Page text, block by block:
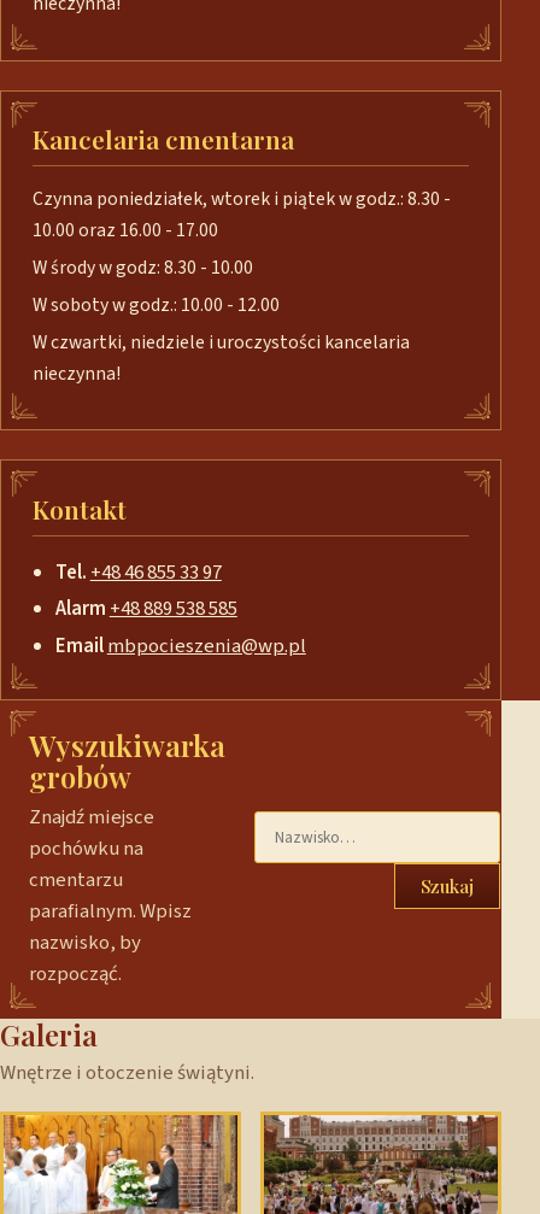
Kancelaria cmentarna
Czynna poniedziałek, wtorek i piątek w godz.: 8.30 -
10.00 oraz 16.00 - 17.00
W środy w godz: 8.30 - 10.00
W soboty w godz.: 10.00 - 12.00
W czwartki, niedziele i uroczystości kancelaria
nieczynna!
Kontakt
Tel. +48 46 855 33 97
Alarm+48 889 538 585
Emailmbpocieszenia@wp.pl
Wyszukiwarka
grobów
Znajdź miejsce
pochówku na
cmentarzu
parafialnym. Wpisz
nazwisko, by
rozpocząć.
Szukaj
Galeria
Wnętrze i otoczenie świątyni.